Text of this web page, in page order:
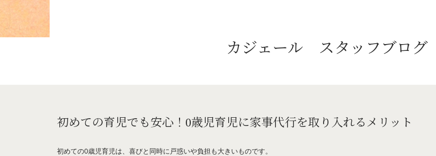
カジェール スタッフブログ
初めての育児でも安心！0歳児育児に家事代行を取り入れるメリット
初めての0歳児育児は、喜びと同時に戸惑いや負担も大きいものです。